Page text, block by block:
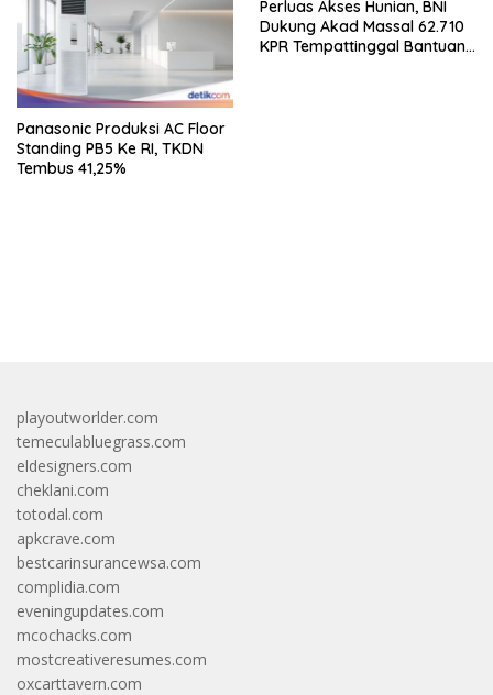
Panasonic Produksi AC Floor
Standing PB5 Ke RI, TKDN
Tembus 41,25%
Perluas Akses Hunian, BNI
Dukung Akad Massal 62.710
KPR Tempattinggal Bantuan
playoutworlder.com
temeculabluegrass.com
eldesigners.com
cheklani.com
totodal.com
apkcrave.com
bestcarinsurancewsa.com
complidia.com
eveningupdates.com
mcochacks.com
mostcreativeresumes.com
oxcarttavern.com